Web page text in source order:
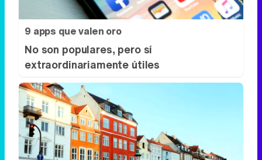
9 apps que valen oro
No son populares, pero sí
extraordinariamente útiles